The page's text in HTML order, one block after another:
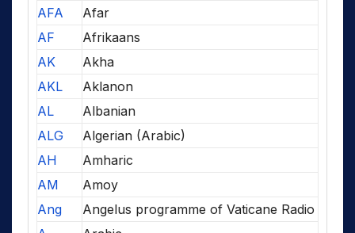
AFA
Afar
AF
Afrikaans
AK
Akha
AKL
Aklanon
AL
Albanian
ALG
Algerian (Arabic)
AH
Amharic
AM
Amoy
Ang
Angelus programme of Vaticane Radio